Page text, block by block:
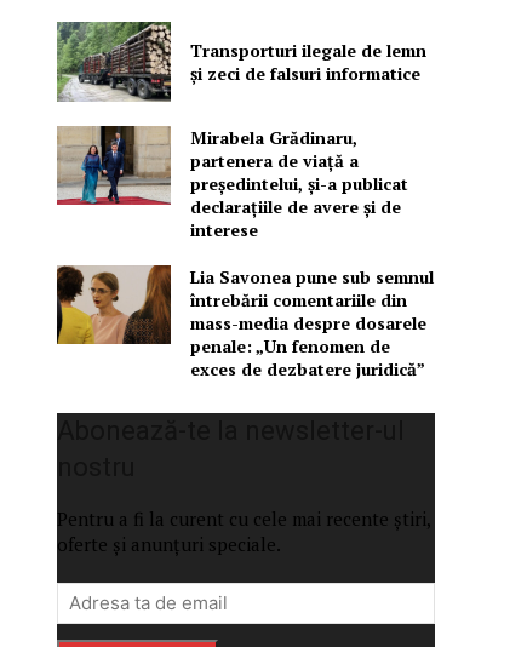
Transporturi ilegale de lemn
și zeci de falsuri informatice
Mirabela Grădinaru,
partenera de viață a
președintelui, și-a publicat
declarațiile de avere și de
interese
Lia Savonea pune sub semnul
întrebării comentariile din
mass-media despre dosarele
penale: „Un fenomen de
exces de dezbatere juridică”
Pentru a fi la curent cu cele mai recente știri,
oferte și anunțuri speciale.